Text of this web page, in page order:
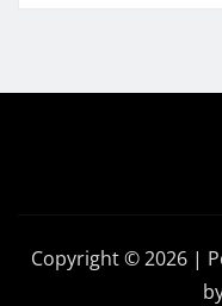
Copyright © 2026 |